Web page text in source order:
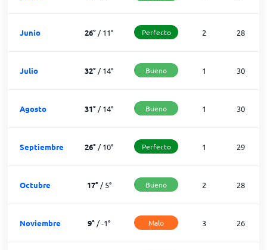
Junio 26° /11° Perfecto 2 28
Julio 32° /14° Bueno 1 30
Agosto 31° /14° Bueno 1 30
Septiembre 26° /10° Perfecto 1 29
Octubre 17°/5° Bueno 2 28
Noviembre 9° /-1° Malo 3 26